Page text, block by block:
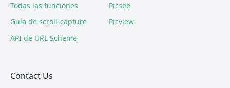
Todas las funciones
Guía de scroll-capture
API de URL Scheme
Picsee
Picview
Contact Us